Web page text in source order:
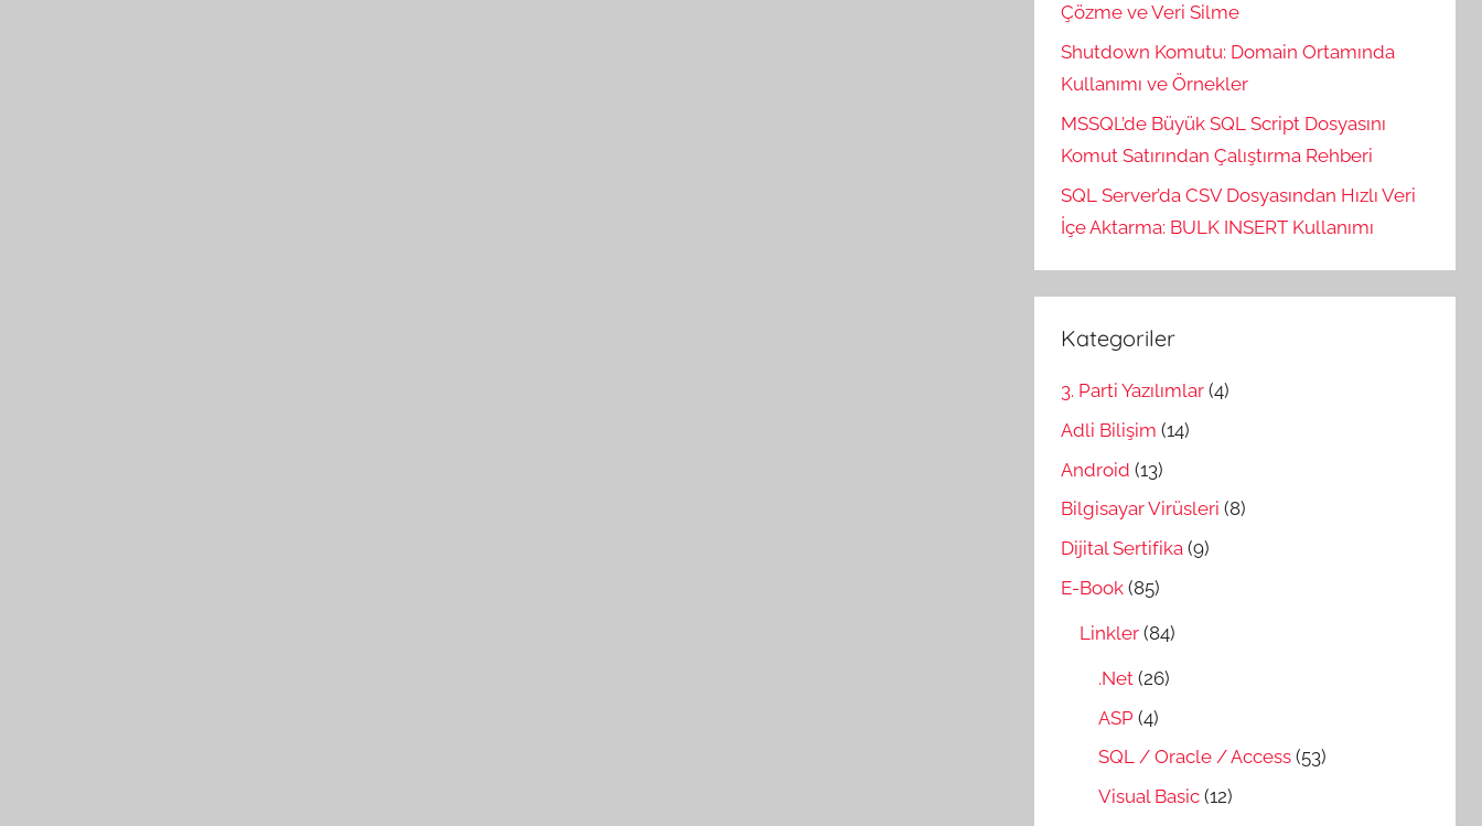
Çözme ve Veri Silme
Shutdown Komutu: Domain Ortamında
Kullanımı ve Örnekler
MSSQL’de Büyük SQL Script Dosyasını
Komut Satırından Çalıştırma Rehberi
SQL Server’da CSV Dosyasından Hızlı Veri
İçe Aktarma: BULK INSERT Kullanımı
Kategoriler
3. Parti Yazılımlar (4)
Adli Bilişim (14)
Android (13)
Bilgisayar Virüsleri (8)
Dijital Sertifika (9)
E-Book (85)
Linkler (84)
.Net (26)
ASP (4)
SQL / Oracle / Access (53)
Visual Basic (12)